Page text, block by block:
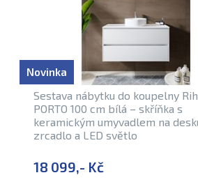
Sestava nábytku do koupelny
PORTO 100 cm bílá – skříňka s
keramickým umyvadlem na
zrcadlo a LED světlo
18 099,- Kč
Novinka